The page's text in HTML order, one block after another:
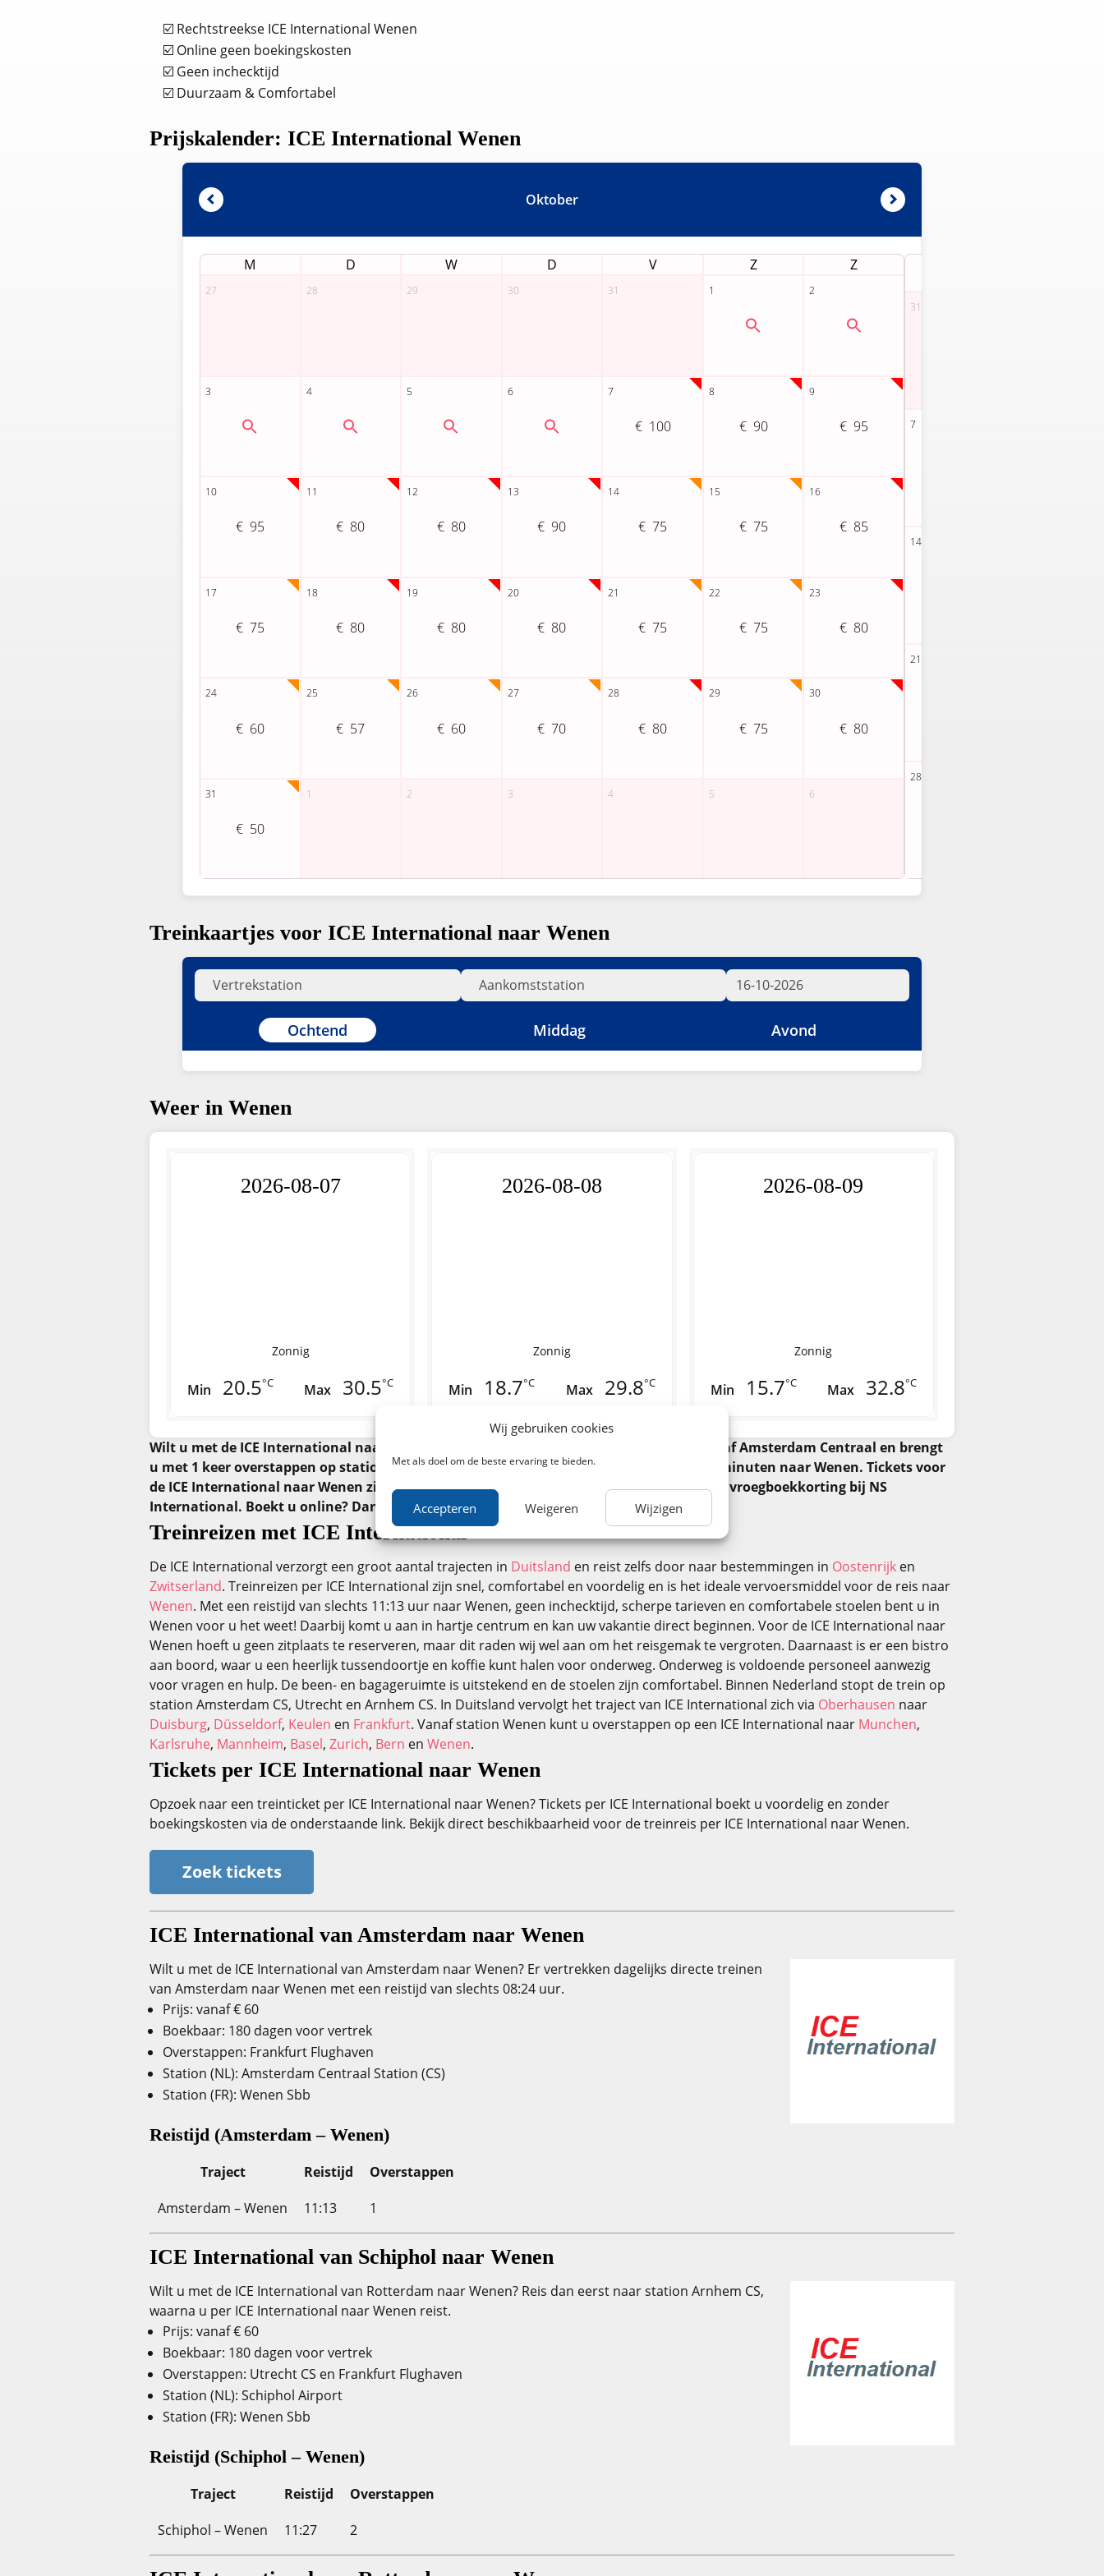
Wij gebruiken cookies
Met als doel om de beste ervaring te bieden.
Accepteren Weigeren Wijzigen
☑️ Rechtstreekse ICE International Wenen
☑️ Online geen boekingskosten
☑️ Geen inchecktijd
☑️ Duurzaam & Comfortabel
Prijskalender: ICE International Wenen
Oktober
M D W D V Z Z
100 90 95
95 80 80 90 75 75 85
75 80 80 80 75 75 80
60 57 60 70 80 75 80
50
Treinkaartjes voor ICE International naar Wenen
Ochtend Middag Avond
Weer in Wenen
2026-08-07
Zonnig
Min 20.5°C Max 30.5°C
2026-08-08
Zonnig
Min 18.7°C Max 29.8°C
2026-08-09
Zonnig
Min 15.7°C Max 32.8°C
Wilt u met de ICE International naar Wenen? De ICE International vertrekt dagelijks vanaf Amsterdam Centraal en brengt
u met 1 keer overstappen op station Frankfurt Hbf en een van reistijd van 11 uur en 13 minuten naar Wenen. Tickets voor
de ICE International naar Wenen zijn 180 dagen voor vertrek vanaf € 60 verkrijgbaar met vroegboekkorting bij NS
International. Boekt u online? Dan betaalt u geen boekingskosten.
Treinreizen met ICE International
De ICE International verzorgt een groot aantal trajecten in Duitsland en reist zelfs door naar bestemmingen in Oostenrijk en
Zwitserland. Treinreizen per ICE International zijn snel, comfortabel en voordelig en is het ideale vervoersmiddel voor de reis naar
Wenen. Met een reistijd van slechts 11:13 uur naar Wenen, geen inchecktijd, scherpe tarieven en comfortabele stoelen bent u in
Wenen voor u het weet! Daarbij komt u aan in hartje centrum en kan uw vakantie direct beginnen. Voor de ICE International naar
Wenen hoeft u geen zitplaats te reserveren, maar dit raden wij wel aan om het reisgemak te vergroten. Daarnaast is er een bistro
aan boord, waar u een heerlijk tussendoortje en koffie kunt halen voor onderweg. Onderweg is voldoende personeel aanwezig
voor vragen en hulp. De been- en bagageruimte is uitstekend en de stoelen zijn comfortabel. Binnen Nederland stopt de trein op
station Amsterdam CS, Utrecht en Arnhem CS. In Duitsland vervolgt het traject van ICE International zich via Oberhausen naar
Duisburg, Düsseldorf, Keulen en Frankfurt. Vanaf station Wenen kunt u overstappen op een ICE International naar Munchen,
Karlsruhe, Mannheim, Basel, Zurich, Bern en Wenen.
Tickets per ICE International naar Wenen
Opzoek naar een treinticket per ICE International naar Wenen? Tickets per ICE International boekt u voordelig en zonder
boekingskosten via de onderstaande link. Bekijk direct beschikbaarheid voor de treinreis per ICE International naar Wenen.
Zoek tickets
ICE International van Amsterdam naar Wenen
Wilt u met de ICE International van Amsterdam naar Wenen? Er vertrekken dagelijks directe treinen
van Amsterdam naar Wenen met een reistijd van slechts 08:24 uur.
Prijs: vanaf € 60
Boekbaar: 180 dagen voor vertrek
Overstappen: Frankfurt Flughaven
Station (NL): Amsterdam Centraal Station (CS)
Station (FR): Wenen Sbb
Reistijd (Amsterdam – Wenen)
Traject Reistijd
Overstappen
Amsterdam – Wenen
11:13 1
ICE International van Schiphol naar Wenen
Wilt u met de ICE International van Rotterdam naar Wenen? Reis dan eerst naar station Arnhem CS,
waarna u per ICE International naar Wenen reist.
Prijs: vanaf € 60
Boekbaar: 180 dagen voor vertrek
Overstappen: Utrecht CS en Frankfurt Flughaven
Station (NL): Schiphol Airport
Station (FR): Wenen Sbb
Reistijd (Schiphol – Wenen)
Traject Reistijd
Overstappen
Schiphol – Wenen
11:27 2